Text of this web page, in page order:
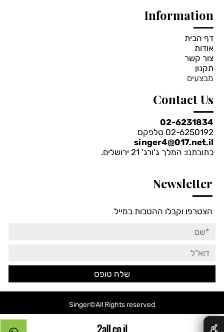
*בחרי צבע:
שחור
Information
דף הבית
אודות
צור קשר
תקנון
מבצעים
Contact Us
02-6231834
02-6250192 טלפקס
singer4@017.net.il
כתובתנו: המלך ג'ורג' 21 ירושלים.
Newsletter
הצטרפו וקבלו ההטבות במייל
Singer©All Rights reserved